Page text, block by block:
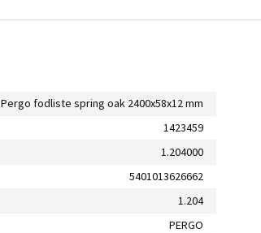
Pergo fodliste spring oak 2400x58x12 mm
1423459
1.204000
5401013626662
1.204
PERGO